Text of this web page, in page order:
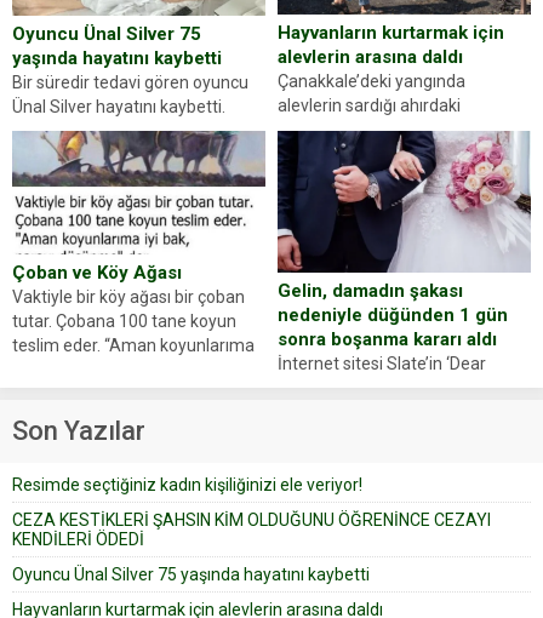
Oyuncu Ünal Silver 75
yaşında hayatını kaybetti
Bir süredir tedavi gören oyuncu
Ünal Silver hayatını kaybetti.
Haberi, oyuncunun menajerlik
ajansı duyurdu. Renda Güner,
sosyal medya hesabında “Usta
Oyuncumuz ve çok değerli
dostumuz...
Hayvanların kurtarmak için
alevlerin arasına daldı
Çanakkale’deki yangında
alevlerin sardığı ahırdaki
hayvanlarını kurtarmak isteyen
Zeki Demir (66) ölümden döndü.
Yüzünde ve ellerinde yanıklar
oluşan Demir, kâbus dolu anları
anlattı… Merkeze bağlı...
Çoban ve Köy Ağası
Vaktiyle bir köy ağası bir çoban
tutar. Çobana 100 tane koyun
teslim eder. “Aman koyunlarıma
Çoban koyunları alır gider. Aylar...
Gelin, damadın şakası
nedeniyle düğünden 1 gün
sonra boşanma kararı aldı
İnternet sitesi Slate’in ‘Dear
Prudence’ isimli tavsiye köşesine
yapıştırdığı için düğünden...
Son Yazılar
Resimde seçtiğiniz kadın kişiliğinizi ele veriyor!
CEZA KESTİKLERİ ŞAHSIN KİM OLDUĞUNU ÖĞRENİNCE CEZAYI
KENDİLERİ ÖDEDİ
Oyuncu Ünal Silver 75 yaşında hayatını kaybetti
Hayvanların kurtarmak için alevlerin arasına daldı